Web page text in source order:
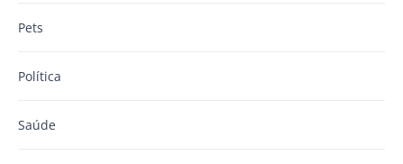
Pets
Política
Saúde